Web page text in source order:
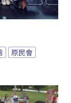
原民會